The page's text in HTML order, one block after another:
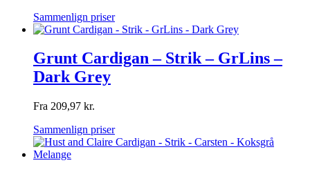
Sammenlign priser
Grunt Cardigan – Strik – GrLins –
Dark Grey
Fra 209,97 kr.
Sammenlign priser